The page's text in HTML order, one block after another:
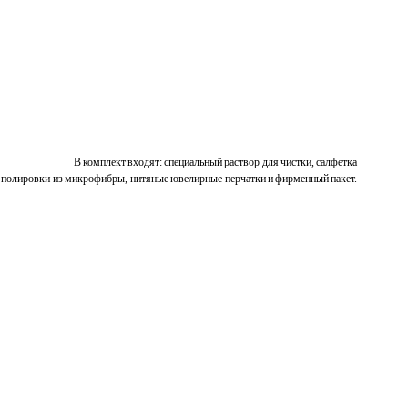
В комплект входят: специальный раствор для чистки, салфетка
из микрофибры, нитяные ювелирные перчатки и фирменный пакет.